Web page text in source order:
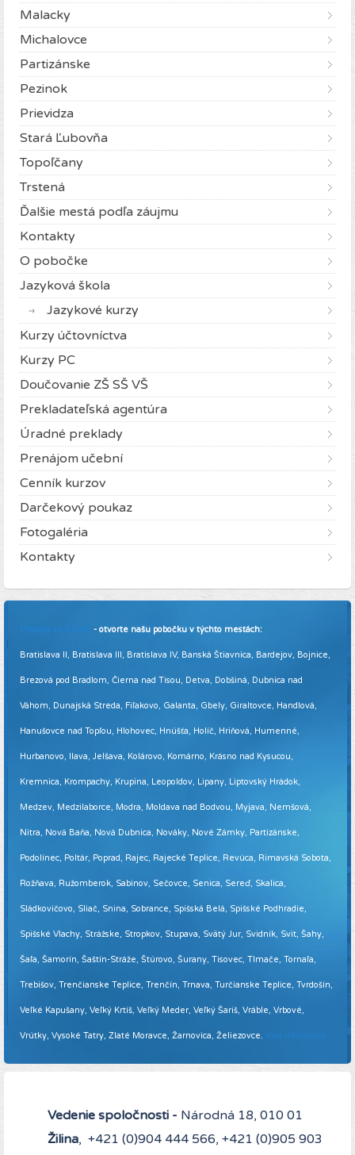
Malacky
Michalovce
Partizánske
Pezinok
Prievidza
Stará Ľubovňa
Topoľčany
Trstená
Ďalšie mestá podľa záujmu
Kontakty
O pobočke
Jazyková škola
Jazykové kurzy
Kurzy účtovníctva
Kurzy PC
Doučovanie ZŠ SŠ VŠ
Prekladateľská agentúra
Úradné preklady
Prenájom učební
Cenník kurzov
Darčekový poukaz
Fotogaléria
Kontakty
Pridajte sa k nám - otvorte našu pobočku v týchto mestách:
Bratislava II, Bratislava III, Bratislava IV, Banská Štiavnica, Bardejov, Bojnice,
Brezová pod Bradlom, Čierna nad Tisou, Detva, Dobšiná, Dubnica nad
Váhom, Dunajská Streda, Fiľakovo, Galanta, Gbely, Giraltovce, Handlová,
Hanušovce nad Topľou, Hlohovec, Hnúšťa, Holíč, Hriňová, Humenné,
Hurbanovo, Ilava, Jelšava, Kolárovo, Komárno, Krásno nad Kysucou,
Kremnica, Krompachy, Krupina, Leopoldov, Lipany, Liptovský Hrádok,
Medzev, Medzilaborce, Modra, Moldava nad Bodvou, Myjava, Nemšová,
Nitra, Nová Baňa, Nová Dubnica, Nováky, Nové Zámky, Partizánske,
Podolínec, Poltár, Poprad, Rajec, Rajecké Teplice, Revúca, Rimavská Sobota,
Rožňava, Ružomberok, Sabinov, Sečovce, Senica, Sereď, Skalica,
Sládkovičovo, Sliač, Snina, Sobrance, Spišská Belá, Spišské Podhradie,
Spišské Vlachy, Strážske, Stropkov, Stupava, Svätý Jur, Svidník, Svit, Šahy,
Šaľa, Šamorín, Šaštín-Stráže, Štúrovo, Šurany, Tisovec, Tlmače, Tornaľa,
Trebišov, Trenčianske Teplice, Trenčín, Trnava, Turčianske Teplice, Tvrdošín,
Veľké Kapušany, Veľký Krtíš, Veľký Meder, Veľký Šariš, Vráble, Vrbové,
Vrútky, Vysoké Tatry, Zlaté Moravce, Žarnovica, Želiezovce. Viac informácií ...
Vedenie spoločnosti - Národná 18, 010 01
Žilina, +421 (0)904 444 566, +421 (0)905 903